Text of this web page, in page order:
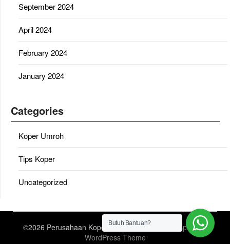
September 2024
April 2024
February 2024
January 2024
Categories
Koper Umroh
Tips Koper
Uncategorized
©2026 Perusahaan Koper Umroh| Design:
Newspaperly
WordPress Theme
Butuh Bantuan?